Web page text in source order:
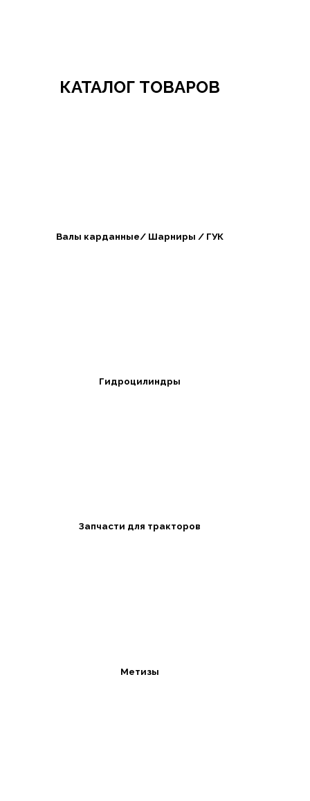
КАТАЛОГ ТОВАРОВ
Валы карданные/ Шарниры / ГУК
Гидроцилиндры
Запчасти для тракторов
Метизы